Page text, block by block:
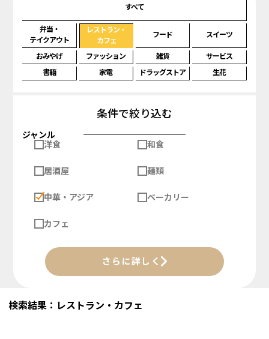
すべて
弁当・
テイクアウト
レストラン・
カフェ
フード スイーツ
おみやげ ファッション 雑貨
サービス
書籍
家電 ドラッグストア 生花
条件で絞り込む
ジャンル
洋食
和食
居酒屋 麺類
中華・アジア ベーカリー
カフェ
さらに詳しく
検索結果：レストラン・カフェ